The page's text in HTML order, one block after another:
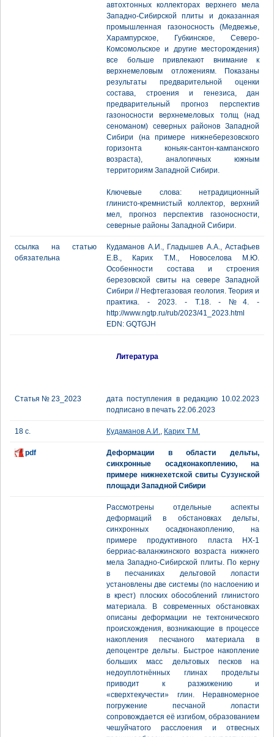
автохтонных коллекторах верхнего мела
Западно-Сибирской плиты и доказанная
промышленная газоносность (Медвежье,
Харампурское, Губкинское, Северо-
Комсомольское и другие месторождения)
все больше привлекают внимание к
верхнемеловым отложениям. Показаны
результаты предварительной оценки
состава, строения и генезиса, дан
предварительный прогноз перспектив
газоносности верхнемеловых толщ (над
сеноманом) северных районов Западной
Сибири (на примере нижнеберезовского
горизонта коньяк-сантон-кампанского
возраста), аналогичных южным
территориям Западной Сибири.
Ключевые слова: нетрадиционный
глинисто-кремнистый коллектор, верхний
мел, прогноз перспектив газоносности,
северные районы Западной Сибири.
ссылка на статью
обязательна
Кудаманов А.И., Гладышев А.А., Астафьев
Е.В., Карих Т.М., Новоселова М.Ю.
Особенности состава и строения
березовской свиты на севере Западной
Сибири // Нефтегазовая геология. Теория и
практика. - 2023. - Т.18. - №4. -
http://www.ngtp.ru/rub/2023/41_2023.html
EDN: GQTGJH
Литература
Статья № 23_2023
дата поступления в редакцию 10.02.2023
подписано в печать 22.06.2023
18 с. Кудаманов А.И., Карих Т.М.
pdf
Деформации в области дельты,
синхронные осадконакоплению, на
примере нижнехетской свиты Сузунской
площади Западной Сибири
Рассмотрены отдельные аспекты
деформаций в обстановках дельты,
синхронных осадконакоплению, на
примере продуктивного пласта НХ-1
берриас-валанжинского возраста нижнего
мела Западно-Сибирской плиты. По керну
в песчаниках дельтовой лопасти
установлены две системы (по наслоению и
в крест) плоских обособлений глинистого
материала. В современных обстановках
описаны деформации не тектонического
происхождения, возникающие в процессе
накопления песчаного материала в
депоцентре дельты. Быстрое накопление
больших масс дельтовых песков на
недоуплотнённых глинах продельты
приводит к разжижению и
«сверхтекучести» глин. Неравномерное
погружение песчаной лопасти
сопровождается её изгибом, образованием
чешуйчатого расслоения и отвесных